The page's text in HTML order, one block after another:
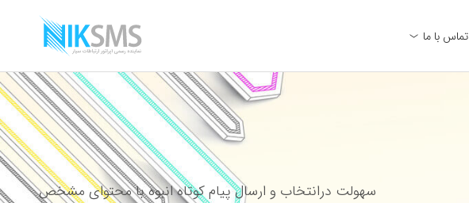
تماس با ما
سهولت درانتخاب و ارسال پیام کوتاه انبوه با محتوای مشخص